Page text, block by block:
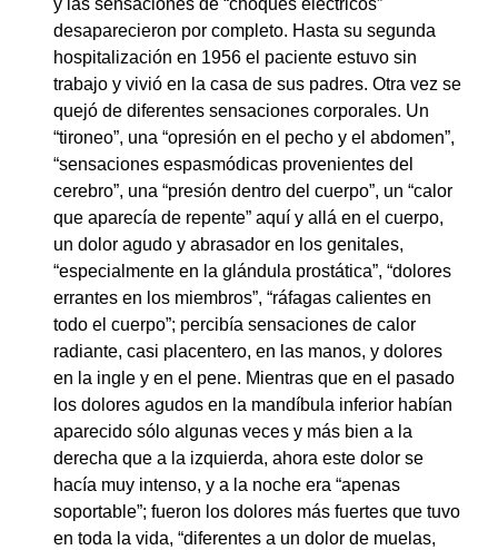
y las sensaciones de “choques eléctricos”
desaparecieron por completo. Hasta su segunda
hospitalización en 1956 el paciente estuvo sin
trabajo y vivió en la casa de sus padres. Otra vez se
quejó de diferentes sensaciones corporales. Un
“tironeo”, una “opresión en el pecho y el abdomen”,
“sensaciones espasmódicas provenientes del
cerebro”, una “presión dentro del cuerpo”, un “calor
que aparecía de repente” aquí y allá en el cuerpo,
un dolor agudo y abrasador en los genitales,
“especialmente en la glándula prostática”, “dolores
errantes en los miembros”, “ráfagas calientes en
todo el cuerpo”; percibía sensaciones de calor
radiante, casi placentero, en las manos, y dolores
en la ingle y en el pene. Mientras que en el pasado
los dolores agudos en la mandíbula inferior habían
aparecido sólo algunas veces y más bien a la
derecha que a la izquierda, ahora este dolor se
hacía muy intenso, y a la noche era “apenas
soportable”; fueron los dolores más fuertes que tuvo
en toda la vida, “diferentes a un dolor de muelas,